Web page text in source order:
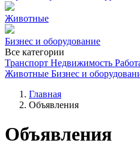
Животные
Бизнес и оборудование
Все категории
Транспорт Недвижимость
Животные Бизнес и
Главная
Объявления
Объявления